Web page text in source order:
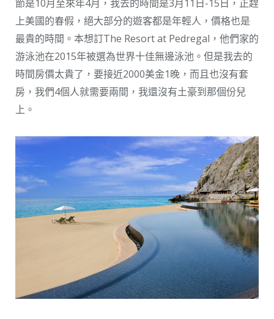
節是10月至來年4月，我去的時間是3月11日-15日，正趕
上美國的春假，絕大部分的遊客都是年輕人，價格也是
最貴的時間。本想訂The Resort at Pedregal，他們家的
游泳池在2015年被選為世界十佳無邊泳池。但是我去的
時間房價太貴了，要接近2000美金1晚，而且也沒有套
房，我們4個人就需要兩間，我還沒有土豪到那個份兒
上。